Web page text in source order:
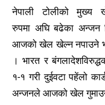
नेपाली टोलीको मुख्य
रुपमा अघि बढेका अन्जन
आजको खेल खेल्न नपाउने
। भारत र
१-१ गरी दुईवटा पहेंलो
अन्जनले आजको खेल